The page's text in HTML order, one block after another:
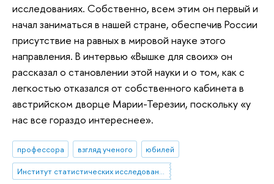
исследованиях. Собственно, всем этим он первый и
начал заниматься в нашей стране, обеспечив России
присутствие на равных в мировой науке этого
направления. В интервью «Вышке для своих» он
рассказал о становлении этой науки и о том, как с
легкостью отказался от собственного кабинета в
австрийском дворце Марии-Терезии, поскольку «у
нас все гораздо интереснее».
профессора взгляд ученого
юбилей
Институт статистических исследований и экономики знаний